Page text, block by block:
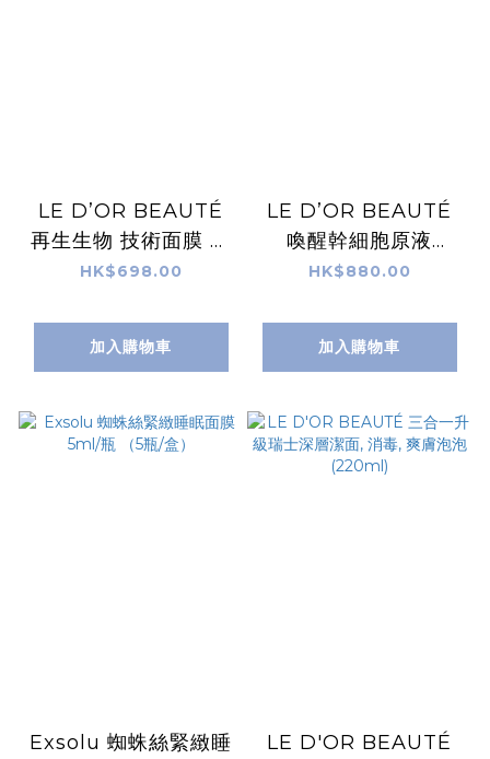
LE D’OR BEAUTÉ
再生生物 技術面膜 五
片裝
HK$698.00
加入購物車
LE D’OR BEAUTÉ
喚醒幹細胞原液
30ML
HK$880.00
加入購物車
Exsolu 蜘蛛絲緊緻睡
LE D'OR BEAUTÉ